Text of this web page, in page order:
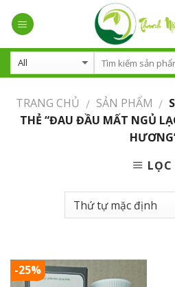
TRANG CHỦ / SẢN PHẨM /
THẺ “ĐAU ĐẦU MẤT NGỦ
LỌC
-25%